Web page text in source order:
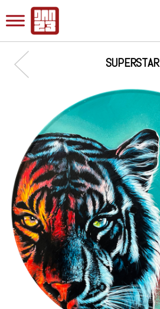
SUPERSTAR